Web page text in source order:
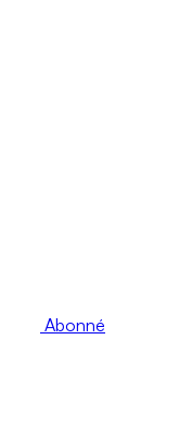
Abonné